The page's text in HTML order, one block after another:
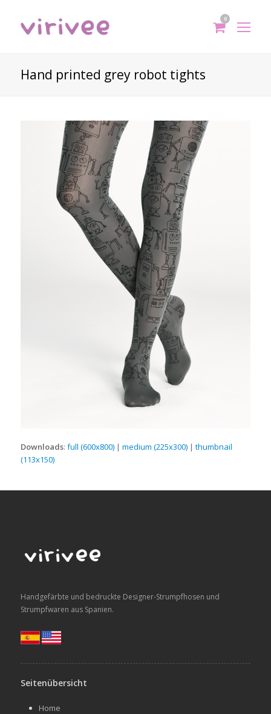
0
Hand printed grey robot tights
Downloads: full (600x800)| medium (225x300)| thumbnail
(113x150)
Handgefärbte und bedruckte Designer-Strumpfhosen und
Strumpfwaren aus Spanien.
Seitenübersicht
Home